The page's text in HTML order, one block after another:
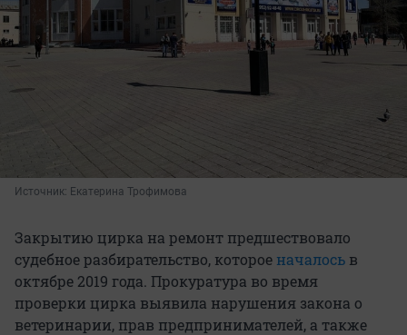
Источник: Екатерина Трофимова
Закрытию цирка на ремонт предшествовало
судебное разбирательство, которое началось в
октябре 2019 года. Прокуратура во время
проверки цирка выявила нарушения закона о
ветеринарии, прав предпринимателей, а также